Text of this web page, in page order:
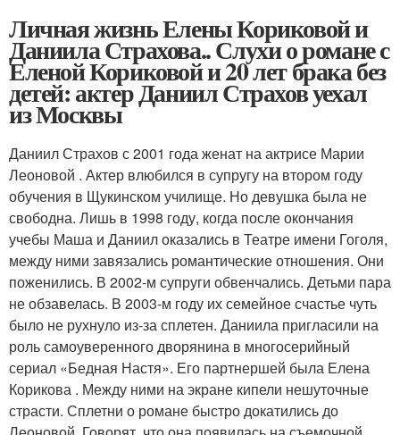
Личная жизнь Елены Кориковой и
Даниила Страхова.. Слухи о романе с
Еленой Кориковой и 20 лет брака без
детей: актер Даниил Страхов уехал
из Москвы
Даниил Страхов с 2001 года женат на актрисе Марии
Леоновой . Актер влюбился в супругу на втором году
обучения в Щукинском училище. Но девушка была не
свободна. Лишь в 1998 году, когда после окончания
учебы Маша и Даниил оказались в Театре имени Гоголя,
между ними завязались романтические отношения. Они
поженились. В 2002-м супруги обвенчались. Детьми пара
не обзавелась. В 2003-м году их семейное счастье чуть
было не рухнуло из-за сплетен. Даниила пригласили на
роль самоуверенного дворянина в многосерийный
сериал «Бедная Настя». Его партнершей была Елена
Корикова . Между ними на экране кипели нешуточные
страсти. Сплетни о романе быстро докатились до